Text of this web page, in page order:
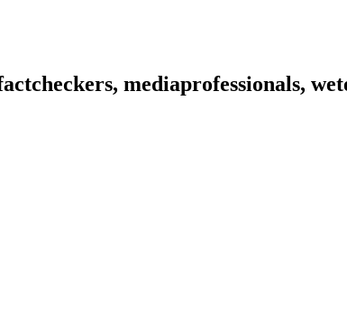
mediaprofessionals,